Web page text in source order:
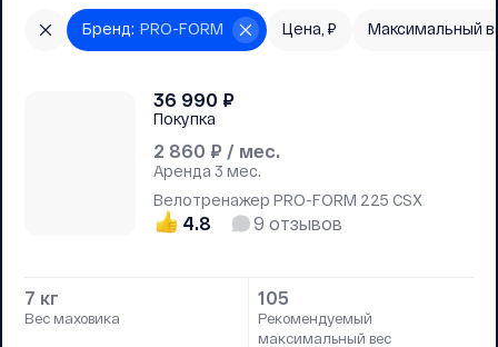
Бренд: PRO-FORM Цена, ₽ Максимальный
2 860 ₽ / мес.
Аренда 3 мес.
36 990 ₽
Покупка
Велотренажер PRO-FORM 225 CSX
4.8 9 отзывов
7 кг
Вес маховика
105
Рекомендуемый
максимальный вес